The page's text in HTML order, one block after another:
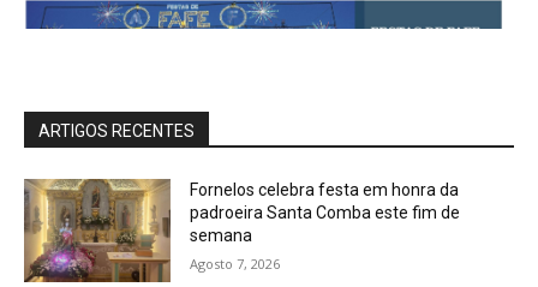
ARTIGOS RECENTES
Fornelos celebra festa em honra da
padroeira Santa Comba este fim de
semana
Agosto 7, 2026